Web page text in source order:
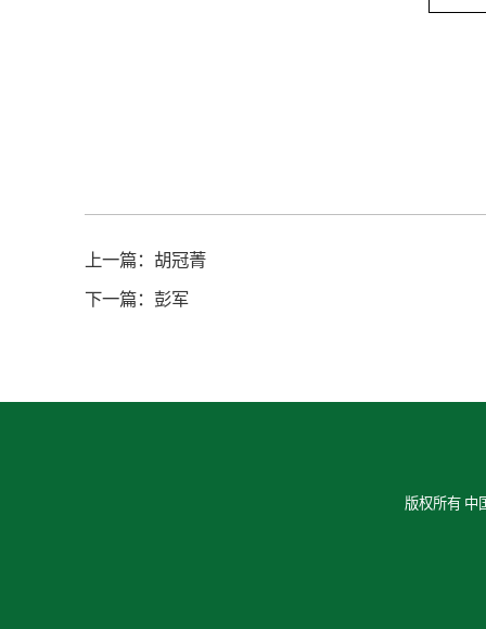
上一篇： 胡冠菁
下一篇： 彭军
版权所有 中